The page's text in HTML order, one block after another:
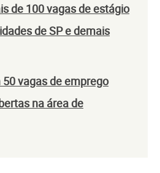
de 100 vagas de estágio
de SP e demais
vagas de emprego
na área de